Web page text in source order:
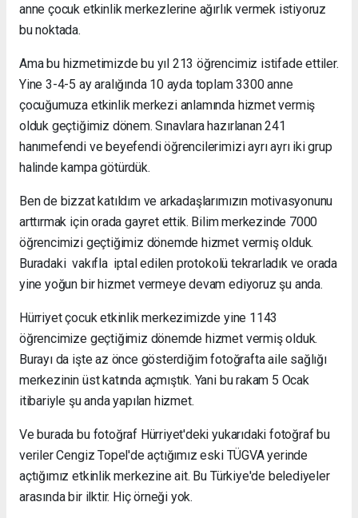
anne çocuk etkinlik merkezlerine ağırlık vermek istiyoruz
bu noktada.
Ama bu hizmetimizde bu yıl 213 öğrencimiz istifade ettiler.
Yine 3-4-5 ay aralığında 10 ayda toplam 3300 anne
çocuğumuza etkinlik merkezi anlamında hizmet vermiş
olduk geçtiğimiz dönem. Sınavlara hazırlanan 241
hanımefendi ve beyefendi öğrencilerimizi ayrı ayrı iki grup
halinde kampa götürdük.
Ben de bizzat katıldım ve arkadaşlarımızın motivasyonunu
arttırmak için orada gayret ettik. Bilim merkezinde 7000
öğrencimizi geçtiğimiz dönemde hizmet vermiş olduk.
Buradaki vakıfla iptal edilen protokolü tekrarladık ve orada
yine yoğun bir hizmet vermeye devam ediyoruz şu anda.
Hürriyet çocuk etkinlik merkezimizde yine 1143
öğrencimize geçtiğimiz dönemde hizmet vermiş olduk.
Burayı da işte az önce gösterdiğim fotoğrafta aile sağlığı
merkezinin üst katında açmıştık. Yani bu rakam 5 Ocak
itibariyle şu anda yapılan hizmet.
Ve burada bu fotoğraf Hürriyet'deki yukarıdaki fotoğraf bu
veriler Cengiz Topel'de açtığımız eski TÜGVA yerinde
açtığımız etkinlik merkezine ait. Bu Türkiye'de belediyeler
arasında bir ilktir. Hiç örneği yok.